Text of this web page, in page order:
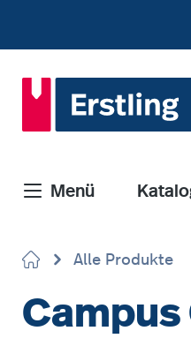
Menü
Alle Produkte